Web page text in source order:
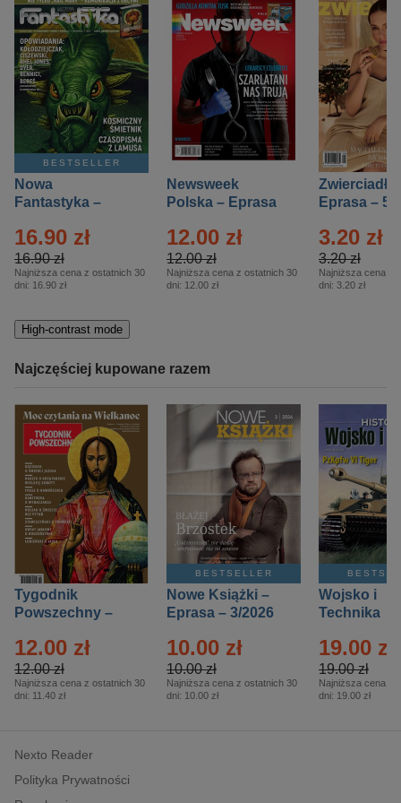
BESTSELLER
Nowa
Fantastyka –
16.90 zł
16.90 zł
Najniższa cena z ostatnich 30
dni: 16.90 zł
Newsweek
Polska – Eprasa
12.00 zł
12.00 zł
Najniższa cena z ostatnich 30
dni: 12.00 zł
Zwierciadło
Eprasa – 5/
3.20 zł
3.20 zł
Najniższa cena z
dni: 3.20 zł
High-contrast mode
Najczęściej kupowane razem
Tygodnik
Powszechny –
12.00 zł
12.00 zł
Najniższa cena z ostatnich 30
dni: 11.40 zł
BESTSELLER
Nowe Książki –
Eprasa – 3/2026
10.00 zł
10.00 zł
Najniższa cena z ostatnich 30
dni: 10.00 zł
Wojsko i
Technika
– 2/2026
19.00 zł
19.00 zł
Najniższa cena z
dni: 19.00 zł
Nexto Reader
Polityka Prywatności